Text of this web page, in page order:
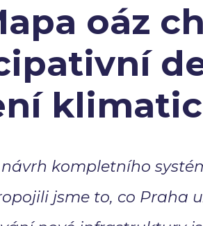
oáz
kompletního
jsme to, co Praha